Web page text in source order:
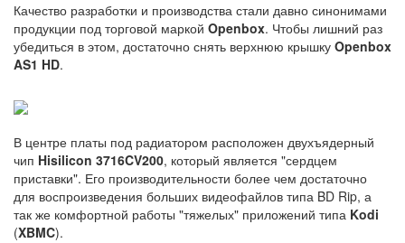
Качество разработки и производства стали давно синонимами
продукции под торговой маркой Openbox. Чтобы лишний раз
убедиться в этом, достаточно снять верхнюю крышку Openbox
AS1 HD.
В центре платы под радиатором расположен двухъядерный
чип Hisilicon 3716CV200, который является "сердцем
приставки". Его производительности более чем достаточно
для воспроизведения больших видеофайлов типа BD Rip, а
так же комфортной работы "тяжелых" приложений типа Kodi
(XBMC).